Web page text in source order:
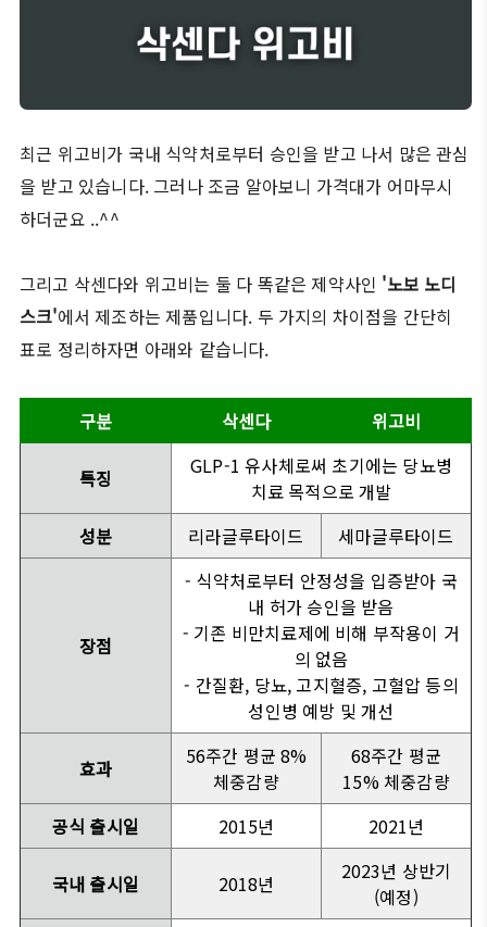
최근 위고비가 국내 식약처로부터 승인을 받고 나서 많은 관심
을 받고 있습니다. 그러나 조금 알아보니 가격대가 어마무시
하더군요 ..^^
그리고 삭센다와 위고비는 둘 다 똑같은 제약사인 '노보 노디
스크'에서 제조하는 제품입니다. 두 가지의 차이점을 간단히
표로 정리하자면 아래와 같습니다.
구분 삭센다 위고비
특징
GLP-1 유사체로써 초기에는 당뇨병
치료 목적으로 개발
성분
리라글루타이드 세마글루타이드
장점
- 식약처로부터 안정성을 입증받아 국
내 허가 승인을 받음
- 기존 비만치료제에 비해 부작용이 거
의 없음
- 간질환, 당뇨, 고지혈증, 고혈압 등의
성인병 예방 및 개선
효과
56주간 평균 8%
체중감량
68주간 평균
15% 체중감량
공식 출시일
2015년 2021년
국내 출시일 2018년
2023년 상반기
(예정)